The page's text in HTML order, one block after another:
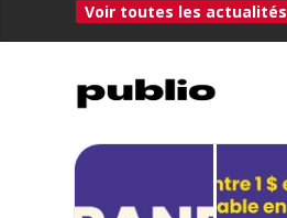
Voir toutes les actualités